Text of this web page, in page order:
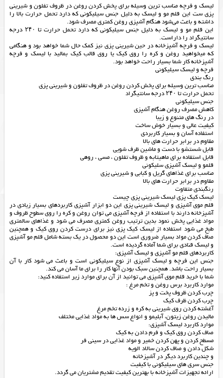
لیسک و فرچه مناسب‌ ترین وسیله برای پخش کردن روغن در ظروف تفلون و شیرینی
پزی ست این قلم‌ مو و لیسک به دلیل جنس سیلیکونی که دارد تحمل حرارت بالا را
داشته و باعث می‌شود هنگام آشپزی روغن کمتری مصرف شود.
این قلم‌ مو و لیسک به دلیل جنس سیلیکونی که دارد تحمل حرارت تا ۲۴۰ درجه
سانتیگراد را داراست.
لیسک و فرچه آشپزخانه در حین شیرینی پزی نیز کمک حال شما خواهد بود و هنگامی
که میخواهید روغن و کره را روی کیک یا روی قالب کیک بمالید با لیسک و فرچه
آشپزخانه کار شما بسیار راحت خواهد بود.
فرچه و لیسک سیلیکونی
رنگ بندی
مناسب‌ ترین وسیله برای پخش کردن روغن در ظروف تفلون و شیرینی پزی
تحمل حرارت تا ۲۴۰ درجه سانتیگراد
جنس سیلیکونی
کاهش مصرف روغن هنگام آشپزی
در رنگ های متنوع و زیبا
کیفیت عالی و بسیار خوش ساخت
استفاده آسان و بسیار کاربردی
مقاوم در برابر حرارت های بالا
قابل شستشو با دست و ماشین ظرف شویی
قابل استفاده برای ماهیتابه و ظروف تفلون ، مسی ، روهی
قلمو و لیسک آشپزی سلیکونی
مناسب برای غذاهای گریل و کبابی و شیرینی پزی
مقاوم در برابر حرارت های بالا
رنگبندی متفاوت
لیسک کیک پزی لیسک شیرینی پزی چیست
قلم موی آشپزی و لیسک شیرینی پزی این دو ابزار آشپزی کاربردهای بسیار زیادی در
آشپزخانه دارند با استفاده از فرچه آشپزی می توان روغن و کره را روی سطوح ظروف و
مواد غذایی پخش نمود بدین ترتیب روغن کمتری مصرف می شود و غذاهای سالمتری
طبخ می شود استفاده از لیسک کیک پزی نیز برای درست کردن روی کیک و همچنین
صاف کردن مواد بسیار ضروری است این دو محصول در یک بسته شامل قلم مو آشپزی
و لیسک قنادی برای شما آماده گردیده است.
کاربردهای قلم مو آشپزی و لیسک آشپزی:
جنس این فرچه و لیسک آشپزی از نوع سیلیکونی است و باعث می شود کار با آن
بسیار راحت باشد. همچنین سبک بودن آنها کار را برای ما آسان می کند.
شما با خرید قلم موی آشپزی می توانید از آن برای موارد زیر استفاده کنید:
موارد کاربرد برس روغن و تخم مرغ :
چرب کردن ظروف پخت و پز
چرب کردن ظرف کیک
آغشته کردن روی شیرینی به کره و زرده تخم مرغ
مالیدن روغن زیتون، آبلیمو و انواع سس ها به مواد غذایی مختلف
موارد کاربرد لیسک آشپزی:
صاف کردن روی کیک و فرم دادن به کیک
مسطح کردن و پهن کردن خمیر و مواد غذایی در سینی فر
شکل دادن و صاف کردن سالاد الویه
و چندین کاربرد دیگر در آشپزخانه
جنس سری های سیلیکونی با کیفیت
ارائهتجهیزات آشپزخانهبا بهترین کیفیت تقدیم مشتریان می گردد.